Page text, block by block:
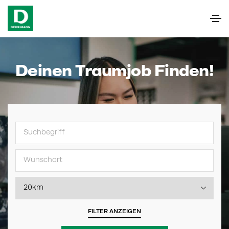
Deinen Traumjob Finden!
FILTER ANZEIGEN